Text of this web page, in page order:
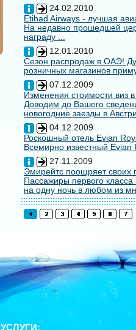
24.02.2010
Etihad Airways - лучшая
На недавно прошедшей
награду ...
12.01.2010
Сезон распродаж в ОАЭ!
розничных магазинов
07.12.2009
Изменения стоимости виз
Доводим до Вашего
новогодние заезды в
04.12.2009
Роскошный отель Evian
Всемирно известный
27.11.2009
Эмирейтс поощряет своих
Пассажиры первого
на одну ночь в любом из
УСЛУГИ: